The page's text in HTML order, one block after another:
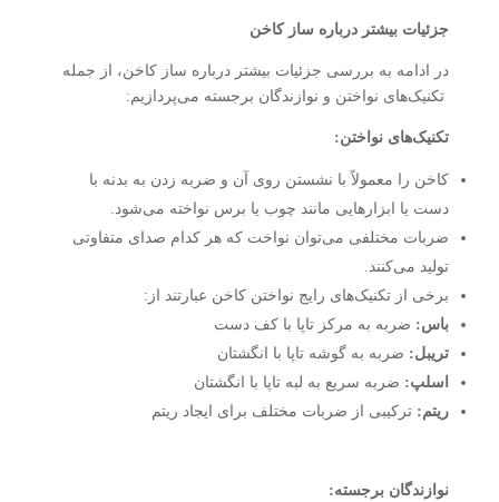
جزئیات بیشتر درباره ساز کاخن
در ادامه به بررسی جزئیات بیشتر درباره ساز کاخن، از جمله
تکنیک‌های نواختن و نوازندگان برجسته می‌پردازیم:
تکنیک‌های نواختن:
کاخن را معمولاً با نشستن روی آن و ضربه زدن به بدنه با
دست یا ابزارهایی مانند چوب یا برس نواخته می‌شود.
ضربات مختلفی می‌توان نواخت که هر کدام صدای متفاوتی
تولید می‌کنند.
برخی از تکنیک‌های رایج نواختن کاخن عبارتند از:
باس: ضربه به مرکز تاپا با کف دست
تریبل: ضربه به گوشه تاپا با انگشتان
اسلپ: ضربه سریع به لبه تاپا با انگشتان
ریتم: ترکیبی از ضربات مختلف برای ایجاد ریتم
نوازندگان برجسته: